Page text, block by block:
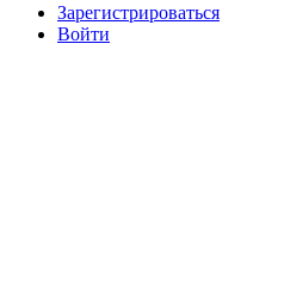
Зарегистрироваться
Войти